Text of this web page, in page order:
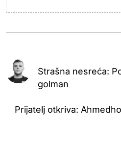
Strašna nesreća:
golman
Prijatelj otkriva: